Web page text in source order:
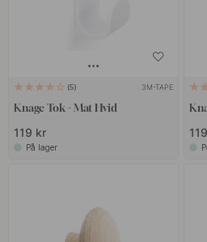
5 3M-TAPE
Knage Tok - Mat Hvid
119 kr
På lager